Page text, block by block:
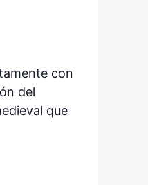
con
del
que